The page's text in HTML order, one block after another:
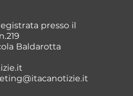
presso il
Baldarotta